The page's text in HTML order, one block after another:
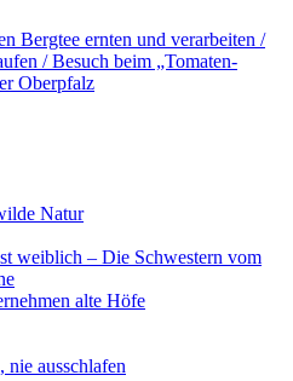
Bergtee ernten und verarbeiten /​
/​ Besuch beim „Tomaten-
Oberpfalz
Natur
weiblich – Die Schwestern vom
alte Höfe
nie ausschlafen